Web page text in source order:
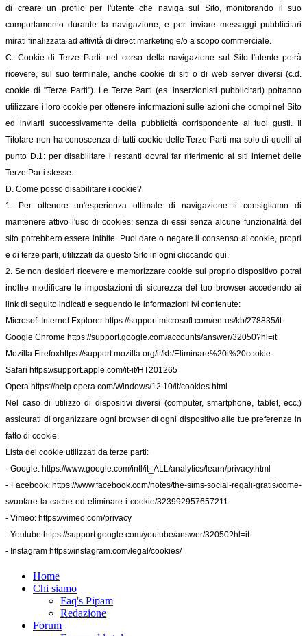
di creare un profilo per l'utente che naviga sul Sito, monitorando il suo
comportamento durante la navigazione, e per inviare messaggi pubblicitari
mirati finalizzata ad attività di direct marketing e/o a scopo commerciale.
C. Cookie di Terze Parti: nel corso della navigazione sul Sito l'utente potrà
ricevere, sul suo terminale, anche cookie di siti o di web server diversi (c.d.
cookie di "Terze Parti"). Le Terze Parti (es. inserzionisti pubblicitari) potranno
utilizzare i loro cookie per ottenere informazioni sulle azioni che compi nel Sito
ed inviarti successivamente della pubblicità corrispondente ai tuoi gusti. Il
Titolare non ha conoscenza di tutti cookie delle Terze Parti ma solo di quelli al
punto D.1: per disabilitare i restanti dovrai far riferimento ai siti internet delle
Terze Parti stesse.
D. Come posso disabilitare i cookie?
1. Per ottenere un'esperienza ottimale di navigazione ti consigliamo di
mantenere attivo l'uso di cookies: senza di essi senza alcune funzionalità del
sito potrebbero essere inibite. Puoi dare o negare il consenso ai cookie, propri
e di terze parti, utilizzati da questo Sito in ogni cliccando qui.
2. Se non desideri ricevere e memorizzare cookie sul proprio dispositivo potrai
inoltre modificare le impostazioni di sicurezza del tuo browser accedendo ai
link di seguito indicati e seguendo le informazioni ivi contenute:
Microsoft Internet Explorer https://support.microsoft.com/en-us/kb/278835/it
Google Chrome https://support.google.com/accounts/answer/32050?hl=it
Mozilla Firefoxhttps://support.mozilla.org/it/kb/Eliminare%20i%20cookie
Safari https://support.apple.com/it-it/HT201265
Opera https://help.opera.com/Windows/12.10/it/cookies.html
Nel caso di utilizzo di dispositivi diversi (computer, smartphone, tablet, ecc.)
assicurati di organizzare ogni browser di ogni dispositivo alle tue preferenze in
fatto di cookie.
Lista dei cookie utilizzati da terze parti:
- Google: https://www.google.com/intl/it_ALL/analytics/learn/privacy.html
- Facebook: https://www.facebook.com/notes/the-sims-social-regali-gratis/come-
svuotare-la-cache-ed-eliminare-i-cookie/323992957657211
- Vimeo: https://vimeo.com/privacy
- Youtube https://support.google.com/youtube/answer/32050?hl=it
- Instagram https://instagram.com/legal/cookies/
Home
Chi siamo
Faq's Pipam
Redazione
Forum